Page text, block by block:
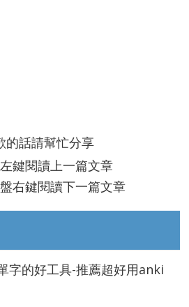
的話請幫忙分享
鍵閱讀上一篇文章
右鍵閱讀下一篇文章
字的好工具-推薦超好用anki